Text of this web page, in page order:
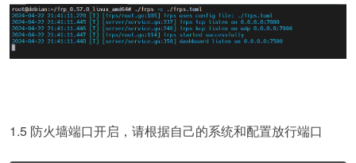
1.5 防火墙端口开启，请根据自己的系统和配置放行端口